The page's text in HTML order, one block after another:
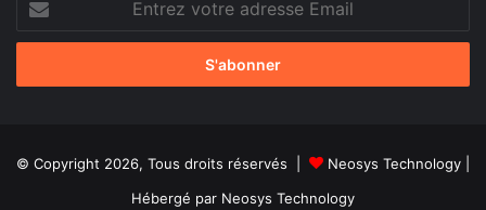
votre
adresse
© Copyright 2026, Tous droits réservés | Neosys Technology
Hébergé par Neosys Technology